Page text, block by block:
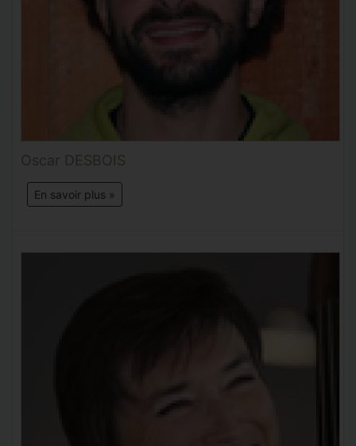
Oscar DESBOIS
En savoir plus »